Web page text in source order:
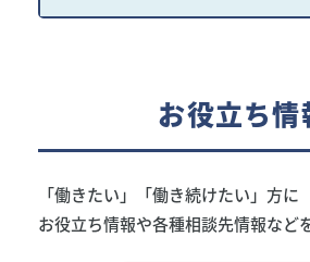
お役立ち情
「働きたい」「働き続けたい」方に
お役立ち情報や各種相談先情報など